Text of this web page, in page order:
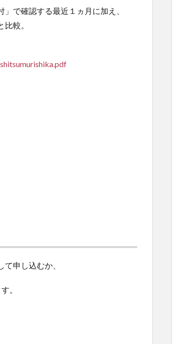
で確認する最近１ヵ月に加え、
較。
申し込むか、
。